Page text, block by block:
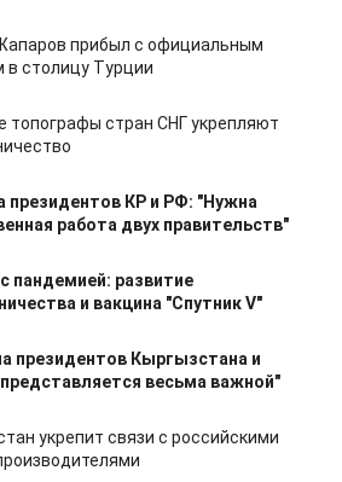
прибыл с официальным
в столицу Турции
топографы стран СНГ укрепляют
президентов КР и РФ: "Нужна
работа двух правительств"
пандемией: развитие
и вакцина "Спутник V"
президентов Кыргызстана и
представляется весьма важной"
укрепит связи с российскими